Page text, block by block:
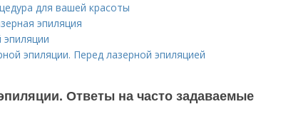
для вашей красоты
эпиляция
эпиляции. Перед лазерной эпиляцией
Ответы на часто задаваемые